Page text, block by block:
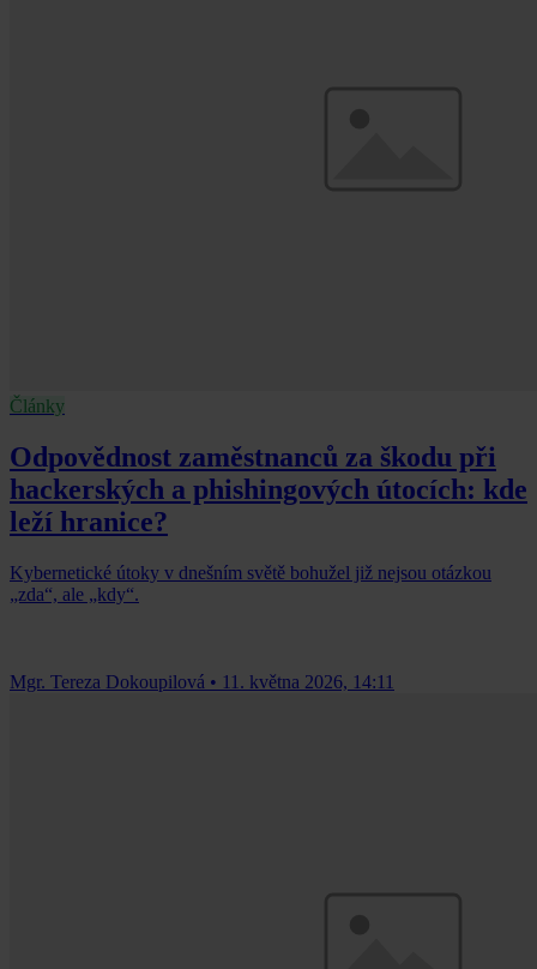
Články
Odpovědnost zaměstnanců za škodu při
hackerských a phishingových útocích: kde
leží hranice?
Kybernetické útoky v dnešním světě bohužel již nejsou otázkou
„zda“, ale „kdy“.
Mgr. Tereza Dokoupilová • 11. května 2026, 14:11